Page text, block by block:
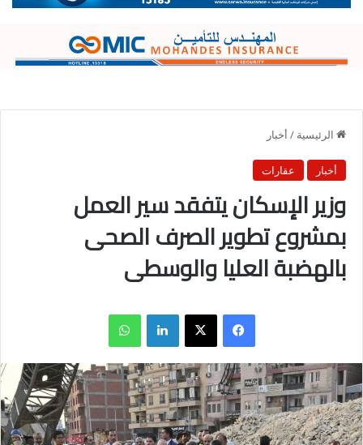
الرئيسية / أخبار
أخبار عقارات
وزير الإسكان يتفقد سير العمل
بمشروع تطوير الصرف الصحى
بالهضبة العليا والوسطى
فيسبوك X لينكدإن